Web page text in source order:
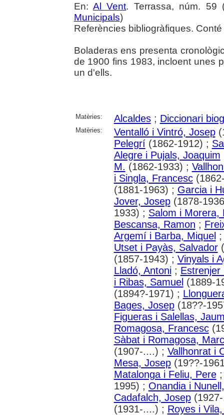
En:Al Vent. Terrassa, núm.
Municipals)
Referències bibliogràfiques.
Boladeras ens presenta
de 1900 fins 1983, incloent unes
un d'ells.
Matèries: Alcaldes; Diccionari
Matèries: Ventalló i Vintró, Josep
Pelegrí(1862-1912) ;
Alegre i Pujals, Joaquim
M. (1862-1933) ;
i Singla, Francesc
(1881-1963) ; Garcia i
Jover, Josep(1878-
1933) ; Salom i Morera,
Bescansa, Ramon ;
Argemí i Barba, Miquel
Utset i Payàs, Salvador
(1857-1943) ; Vinyals i
Lladó, Antoni; Estrenjer
i Ribas, Samuel(1889-
(1894?-1971) ;
Bages, Josep(18??-
Figueras i Salellas,
Romagosa, Francesc
Sàbat i Romagosa,
(1907-....) ; Vallhonrat i
Mesa, Josep(19??-
Matalonga i Feliu, Pere
1995) ; Onandia i
Cadafalch, Josep
(1931-....) ; Royes i